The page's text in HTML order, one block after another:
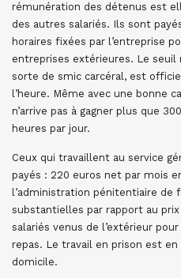
rémunération des détenus est
des autres salariés. Ils sont
horaires fixées par l’entreprise
entreprises extérieures. Le
sorte de smic carcéral, est
l’heure. Même avec une bonne
n’arrive pas à gagner plus que
heures par jour.
Ceux qui travaillent au service
payés : 220 euros net par mois
l’administration pénitentiaire de
substantielles par rapport au prix
salariés venus de l’extérieur
repas. Le travail en prison est
domicile.